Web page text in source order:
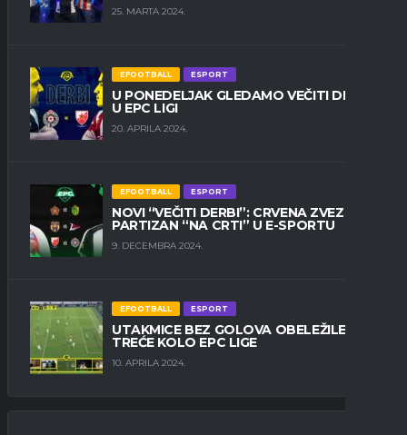
25. MARTA 2024.
EFOOTBALL ESPORT
U PONEDELJAK GLEDAMO VEČITI DERBI
U EPC LIGI
20. APRILA 2024.
EFOOTBALL ESPORT
NOVI “VEČITI DERBI”: CRVENA ZVEZDA I
PARTIZAN “NA CRTI” U E-SPORTU
9. DECEMBRA 2024.
EFOOTBALL ESPORT
UTAKMICE BEZ GOLOVA OBELEŽILE
TREĆE KOLO EPC LIGE
10. APRILA 2024.